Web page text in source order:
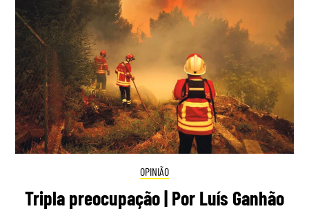
OPINIÃO
Tripla preocupação | Por Luís Ganhão